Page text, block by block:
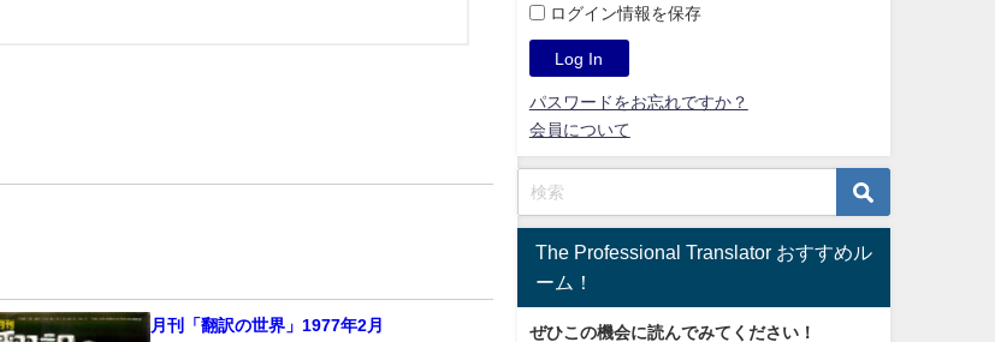
月刊「翻訳の世界」1977年2月
ログイン情報を保存
パスワードをお忘れですか？
会員について
The Professional Translator おすすめル
ーム！
ぜひこの機会に読んでみてください！